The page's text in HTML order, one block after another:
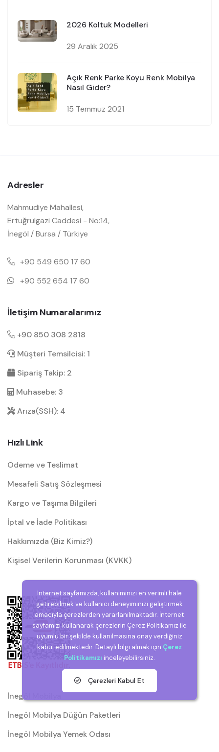
2026 Koltuk Modelleri
29 Aralık 2025
Açık Renk Parke Koyu Renk Mobilya
Nasıl Gider?
15 Temmuz 2021
Adresler
Mahmudiye Mahallesi,
Ertuğrulgazi Caddesi - No:14,
İnegöl / Bursa / Türkiye
+90 549 650 17 60
+90 552 654 17 60
İletişim Numaralarımız
+90 850 308 2818
Müşteri Temsilcisi: 1
Sipariş Takip: 2
Muhasebe: 3
Arıza(SSH): 4
Hızlı Link
Ödeme ve Teslimat
Mesafeli Satış Sözleşmesi
Kargo ve Taşıma Bilgileri
İptal ve İade Politikası
Hakkımızda (Biz Kimiz?)
Kişisel Verilerin Korunması (KVKK)
İnegöl Mobilya
İnegöl Mobilya Düğün Paketleri
İnegöl Mobilya Yemek Odası
İnternet sayfamızda, kullanımınızı en verimli hale
getirebilmek ve kullanıcı deneyiminizi geliştirmek
amacıyla çerezlerden yararlanılmaktadır. İnternet
sayfamızı kullanarak çerezlerin Çerez Politikamız ile
uyumlu bir şekilde kullanılmasına onay verdiğiniz
kabul edilmektedir. Detaylı bilgi almak için Çerez
Politikamızı inceleyebilirsiniz.
Çerezleri Kabul Et